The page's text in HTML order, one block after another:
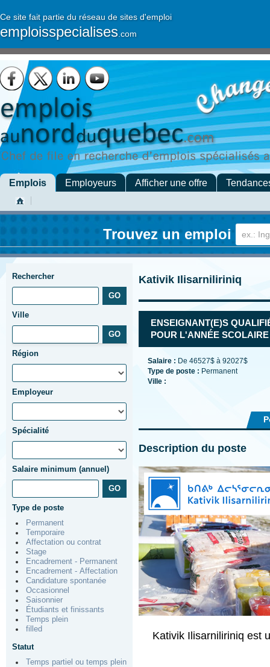
Ce site fait partie du réseau de sites d'emploi
emploisspecialises .com
Emplois Employeurs Afficher une offre
Trouvez un emploi
Rechercher
Ville
Région
Employeur
Spécialité
Salaire minimum (annuel)
Type de poste
Permanent
Temporaire
Affectation ou contrat
Stage
Encadrement - Permanent
Encadrement - Affectation
Candidature spontanée
Occasionnel
Saisonnier
Étudiants et finissants
Temps plein
filled
Statut
Temps partiel ou temps plein
Kativik Ilisarniliriniq
ENSEIGNANT(E)S
POUR L'ANNÉE
Salaire : De 46527$ à 92027$
Type de poste : Permanent
Ville :
Description du poste
Kativik Ilisarniliriniq est